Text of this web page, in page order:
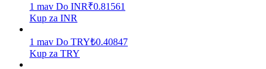
1 mav Do INR₹0.81561
Kup za INR
1 mav Do TRY₺0.40847
Kup za TRY